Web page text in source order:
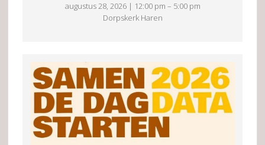
augustus 28, 2026 | 12:00 pm – 5:00 pm
Dorpskerk Haren